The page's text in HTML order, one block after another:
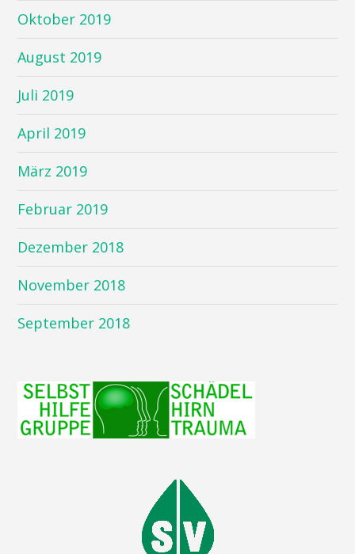
Oktober 2019
August 2019
Juli 2019
April 2019
März 2019
Februar 2019
Dezember 2018
November 2018
September 2018